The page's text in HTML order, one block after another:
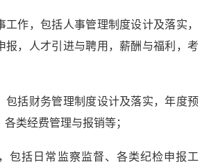
工作，包括人事管理制度设计及落实，
报，人才引进与聘用，薪酬与福利，考
包括财务管理制度设计及落实，年度预
类经费管理与报销等；
包括日常监察监督、各类纪检申报工